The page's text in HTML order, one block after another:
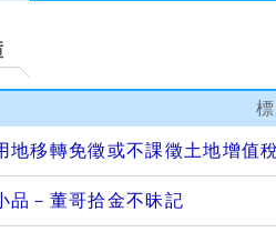
地移轉免徵或不課徵土地增值
品－董哥拾金不昧記